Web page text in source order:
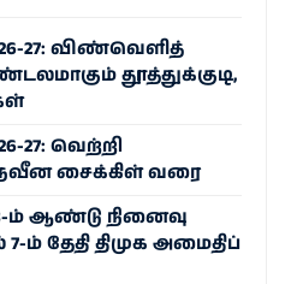
27: விண்வெளித்
தூத்துக்குடி,
27: வெற்றி
நவீன சைக்கிள் வரை
ம் ஆண்டு நினைவு
தேதி திமுக அமைதிப்